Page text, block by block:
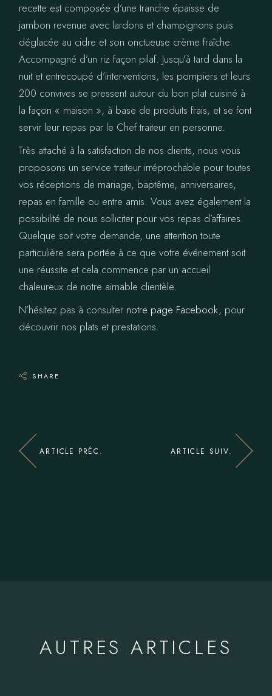
recette est composée d’une tranche épaisse de
jambon revenue avec lardons et champignons puis
déglacée au cidre et son onctueuse crème fraîche.
Accompagné d’un riz façon pilaf. Jusqu’à tard dans la
nuit et entrecoupé d’interventions, les pompiers et leurs
200 convives se pressent autour du bon plat cuisiné à
la façon « maison », à base de produits frais, et se font
servir leur repas par le Chef traiteur en personne.
Très attaché à la satisfaction de nos clients, nous vous
proposons un service traiteur irréprochable pour toutes
vos réceptions de mariage, baptême, anniversaires,
repas en famille ou entre amis. Vous avez également la
possibilité de nous solliciter pour vos repas d’affaires.
Quelque soit votre demande, une attention toute
particulière sera portée à ce que votre événement soit
une réussite et cela commence par un accueil
chaleureux de notre aimable clientèle.
N’hésitez pas à consulter notre page Facebook, pour
découvrir nos plats et prestations.
SHARE
ARTICLE PRÉC. ARTICLE SUIV.
AUTRES ARTICLES